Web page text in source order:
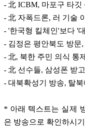
- 北 ICBM, 마포구 타
- 北 자폭드론, 러 기술
- '한국형 킬체인'보다 '
- 김정은 평안북도 방문
- 北, 북한 주민 의식 통
- 北 선수들, 삼성폰 받
- 대북확성기 방송, 탈
* 아래 텍스트는 실제
은 방송으로 확인하시